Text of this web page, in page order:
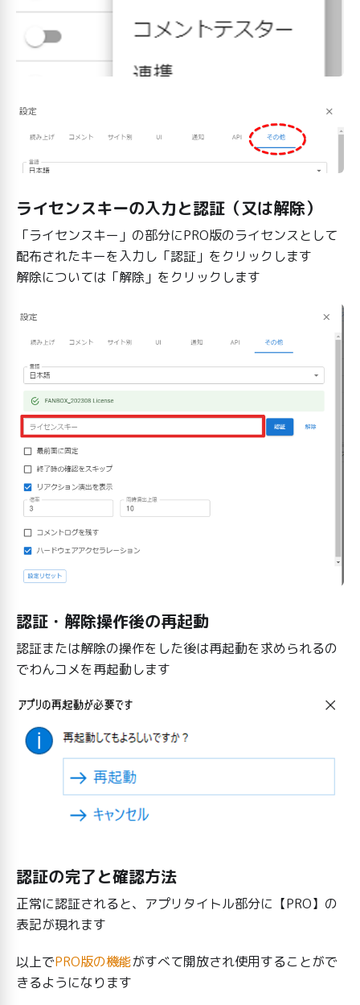
ライセンスキーの入力と認証（又は解除）
「ライセンスキー」の部分にPRO版のライセンスとして
配布されたキーを入力し「認証」をクリックします
解除については「解除」をクリックします
認証・解除操作後の再起動
認証または解除の操作をした後は再起動を求められるの
でわんコメを再起動します
認証の完了と確認方法
正常に認証されると、アプリタイトル部分に【PRO】の
表記が現れます
以上でPRO版の機能がすべて開放され使用することがで
きるようになります